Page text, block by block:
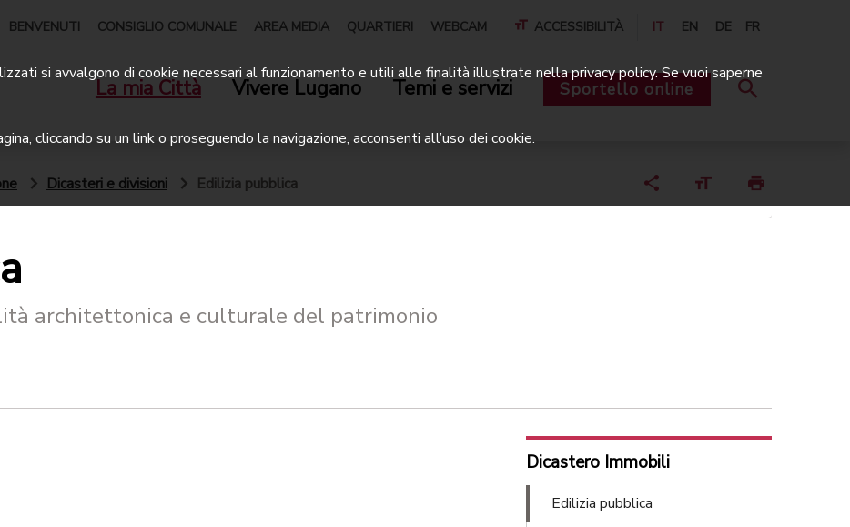
BENVENUTI CONSIGLIO COMUNALE AREA MEDIA QUARTIERI WEBCAM ACCESSIBILITÀ IT EN DE FR
La mia Città Vivere Lugano Temi e servizi Sportello online
Dicasteri e divisioni Edilizia pubblica
architettonica e culturale del patrimonio
Dicastero Immobili
Edilizia pubblica
si avvalgono di cookie necessari al funzionamento e utili alle finalità illustrate nella privacy policy. Se vuoi saperne
cliccando su un link o proseguendo la navigazione, acconsenti all’uso dei cookie.